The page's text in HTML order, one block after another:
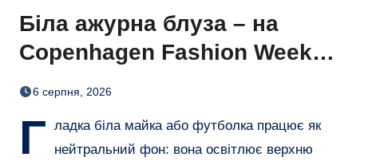
Біла ажурна блуза – на
Copenhagen Fashion Week
показали тренд цього літа
6 серпня, 2026
Г ладка біла майка або футболка працює як
нейтральний фон: вона освітлює верхню